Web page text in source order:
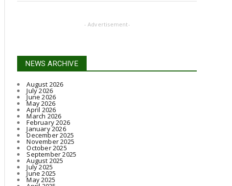
- Advertisement-
NEWS ARCHIVE
August 2026
July 2026
June 2026
May 2026
April 2026
March 2026
February 2026
January 2026
December 2025
November 2025
October 2025
September 2025
August 2025
July 2025
June 2025
May 2025